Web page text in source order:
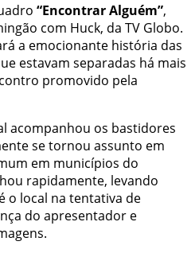
“Encontrar Alguém”,
com Huck, da TV Globo.
a emocionante história das
estavam separadas há mais
promovido pela
acompanhou os bastidores
se tornou assunto em
em municípios do
rapidamente, levando
o local na tentativa de
do apresentador e